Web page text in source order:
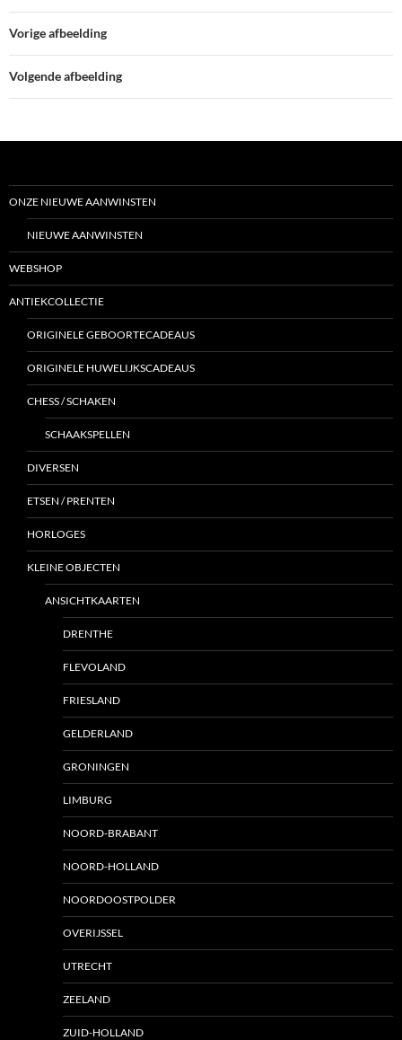
Vorige afbeelding
Volgende afbeelding
ONZE NIEUWE AANWINSTEN
NIEUWE AANWINSTEN
WEBSHOP
ANTIEKCOLLECTIE
ORIGINELE GEBOORTECADEAUS
ORIGINELE HUWELIJKSCADEAUS
CHESS / SCHAKEN
SCHAAKSPELLEN
DIVERSEN
ETSEN / PRENTEN
HORLOGES
KLEINE OBJECTEN
ANSICHTKAARTEN
DRENTHE
FLEVOLAND
FRIESLAND
GELDERLAND
GRONINGEN
LIMBURG
NOORD-BRABANT
NOORD-HOLLAND
NOORDOOSTPOLDER
OVERIJSSEL
UTRECHT
ZEELAND
ZUID-HOLLAND